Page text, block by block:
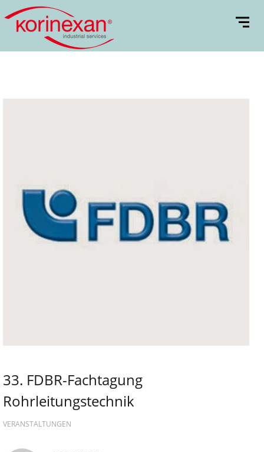
33. FDBR-Fachtagung
Rohrleitungstechnik
VERANSTALTUNGEN